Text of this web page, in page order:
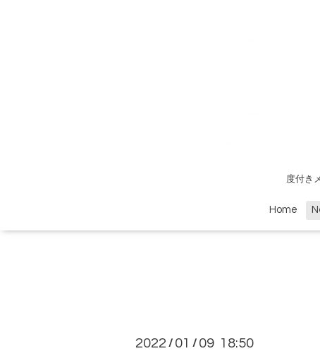
度付き
Home
2022 / 01 / 09 18:50